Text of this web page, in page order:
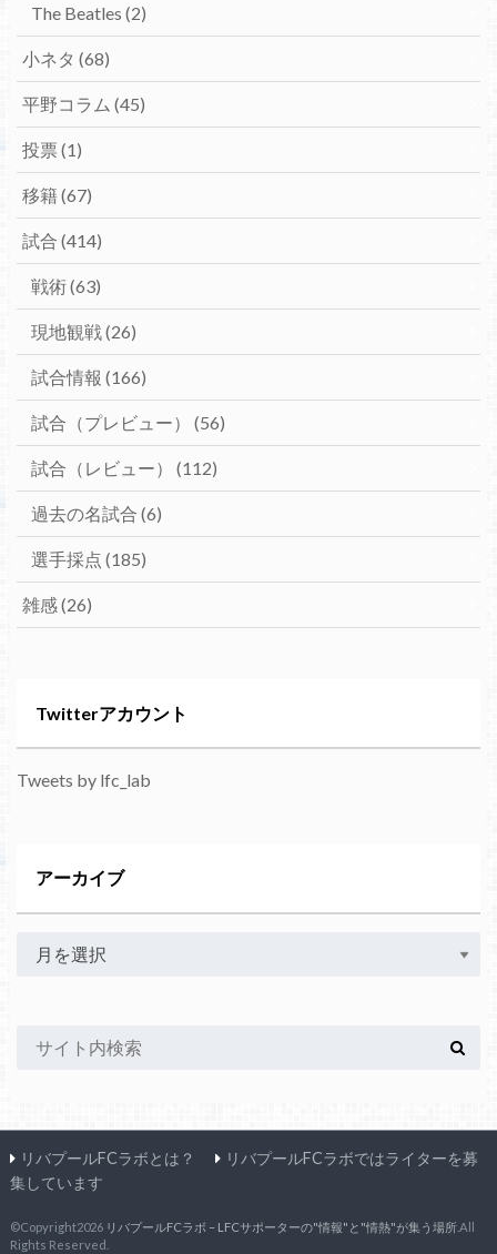
The Beatles (2)
小ネタ (68)
平野コラム (45)
投票 (1)
移籍(67)
試合 (414)
戦術(63)
現地観戦(26)
試合情報 (166)
試合（プレビュー） (56)
試合（レビュー） (112)
過去の名試合 (6)
選手採点 (185)
雑感(26)
Twitterアカウント
Tweets by lfc_lab
アーカイブ
リバプールFCラボとは？
リバプールFCラボではライターを募
集しています
©Copyright2026 リバプールFCラボ – LFCサポーターの"情報"と"情熱"が集う場所.All
Rights Reserved.